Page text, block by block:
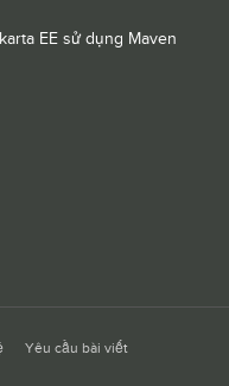
EE sử dụng Maven
Yêu cầu bài viết